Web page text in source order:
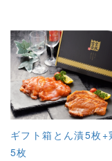
ギフト箱とん漬5枚+
5枚